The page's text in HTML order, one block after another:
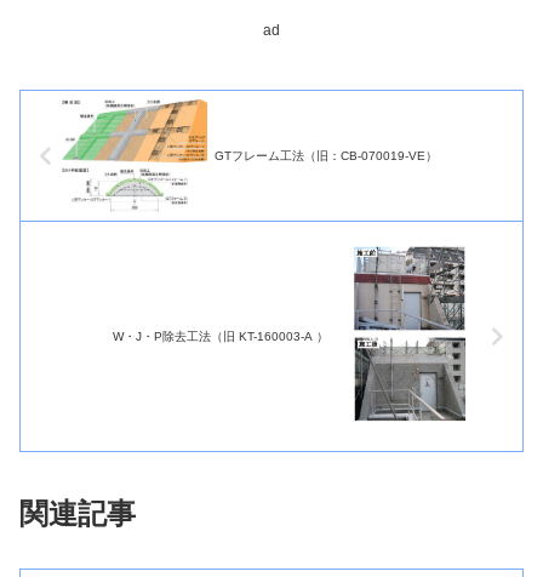
ad
GTフレーム工法（旧：CB-070019-VE）
W・J・P除去工法（旧 KT-160003-A ）
関連記事